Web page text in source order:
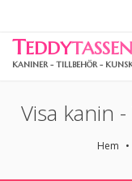
TEDDYTASSEN
KANINER - TILLBEHÖR -
Visa kanin
Hem